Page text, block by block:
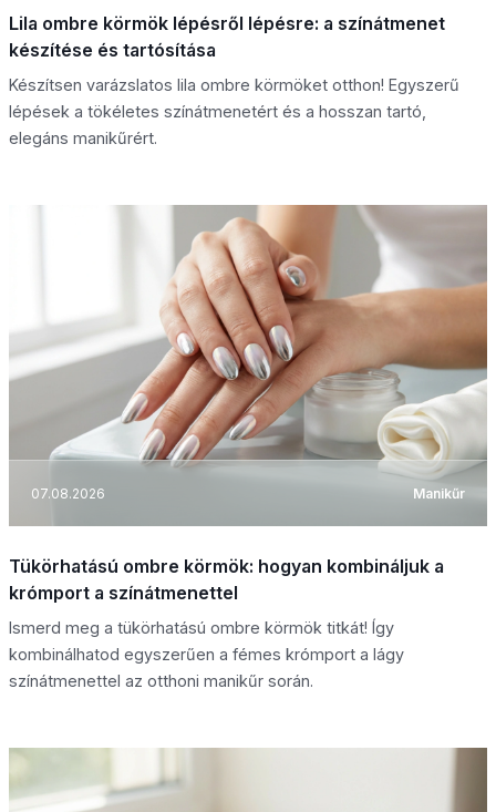
Lila ombre körmök lépésről lépésre: a színátmenet
készítése és tartósítása
Készítsen varázslatos lila ombre körmöket otthon! Egyszerű
lépések a tökéletes színátmenetért és a hosszan tartó,
elegáns manikűrért.
07.08.2026 Manikűr
Tükörhatású ombre körmök: hogyan kombináljuk a
krómport a színátmenettel
Ismerd meg a tükörhatású ombre körmök titkát! Így
kombinálhatod egyszerűen a fémes krómport a lágy
színátmenettel az otthoni manikűr során.